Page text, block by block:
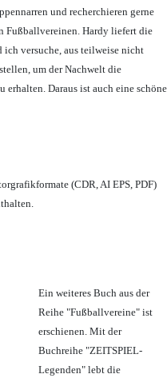
und recherchieren gerne
Fußballvereinen. Hardy liefert die
ich versuche, aus teilweise nicht
um der Nachwelt die
erhalten. Daraus ist auch eine schöne
(CDR, AI EPS, PDF)
Ein weiteres Buch aus der
Reihe "Fußballvereine" ist
erschienen. Mit der
Buchreihe "ZEITSPIEL-
Legenden" lebt die